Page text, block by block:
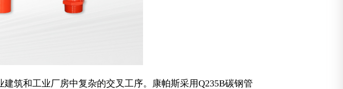
筑和工业厂房中复杂的交叉工序。康帕斯采用Q235B碳钢管